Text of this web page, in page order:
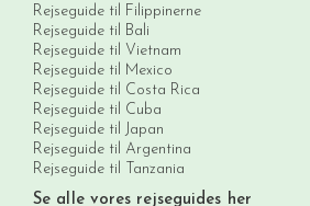
Rejseguide til Filippinerne
Rejseguide til Bali
Rejseguide til Vietnam
Rejseguide til Mexico
Rejseguide til Costa Rica
Rejseguide til Cuba
Rejseguide til Japan
Rejseguide til Argentina
Rejseguide til Tanzania
Se alle vores rejseguides her